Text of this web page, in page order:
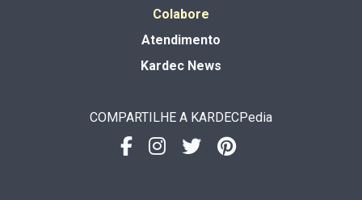
Colabore
Atendimento
Kardec News
COMPARTILHE A KARDECPedia